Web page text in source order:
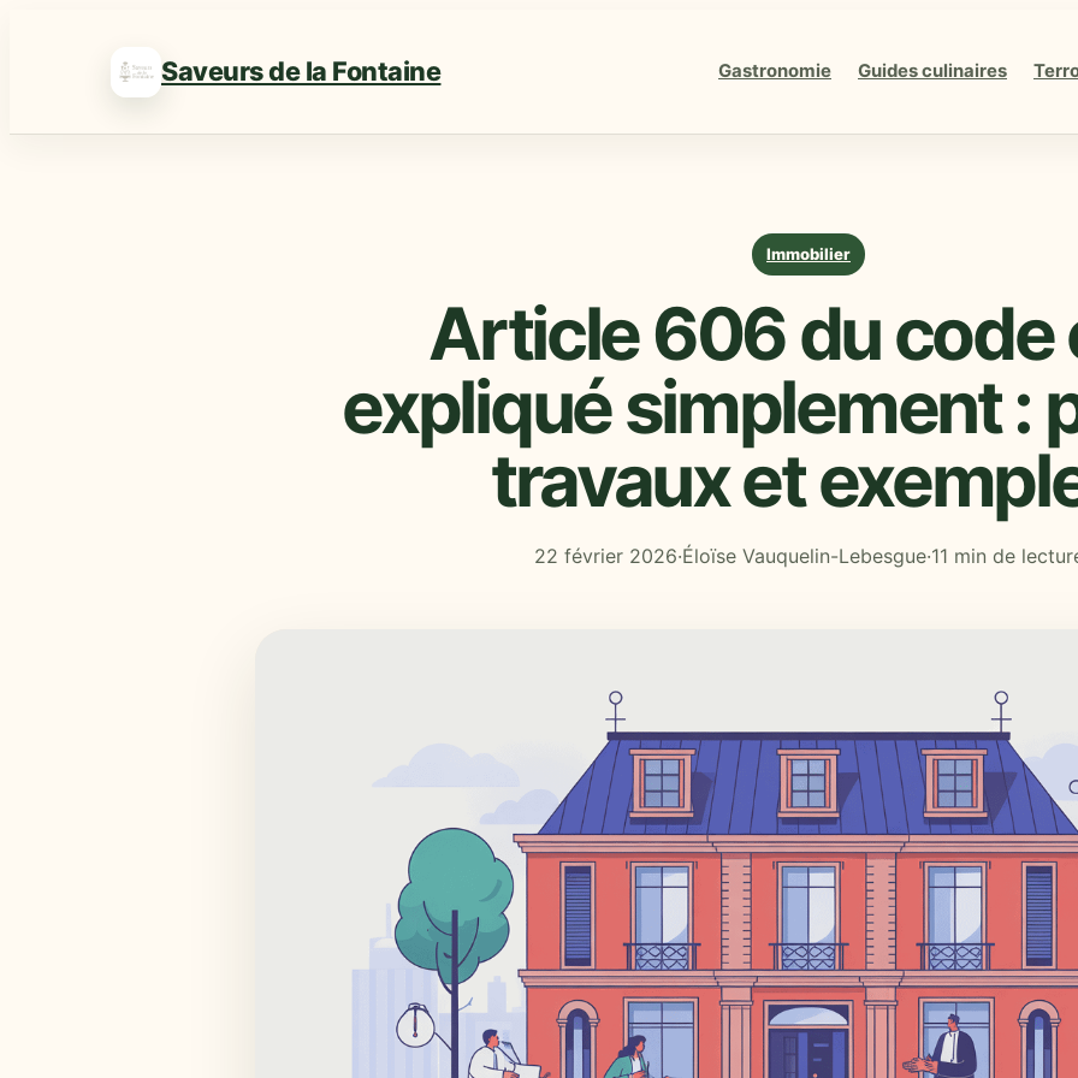
Saveurs de la Fontaine Gastronomie Guides culinaires
Immobilier
Article 606 du code
expliqué simplement :
travaux et
22 février 2026·Éloïse Vauquelin-Lebesgue·11 min de